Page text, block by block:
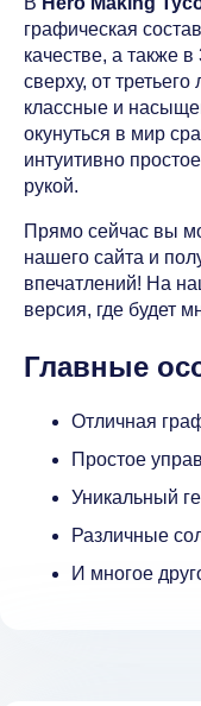
графическая
качестве, а также
сверху, от
классные и
окунуться в мир
интуитивно
рукой.
Прямо сейчас вы
нашего сайта и
впечатлений! На
версия, где будет
Главные
Отличная
Простое
Уникальный
Различные
И многое